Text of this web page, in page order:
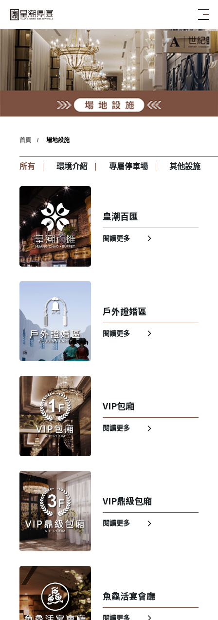
會員登入
首頁 場地設施
所有 環境介紹 專屬停車場 其他設施
皇潮百匯
閱讀更多
戶外證婚區
閱讀更多
VIP包廂
閱讀更多
VIP鼎級包廂
閱讀更多
魚鱻活宴會廳
閱讀更多